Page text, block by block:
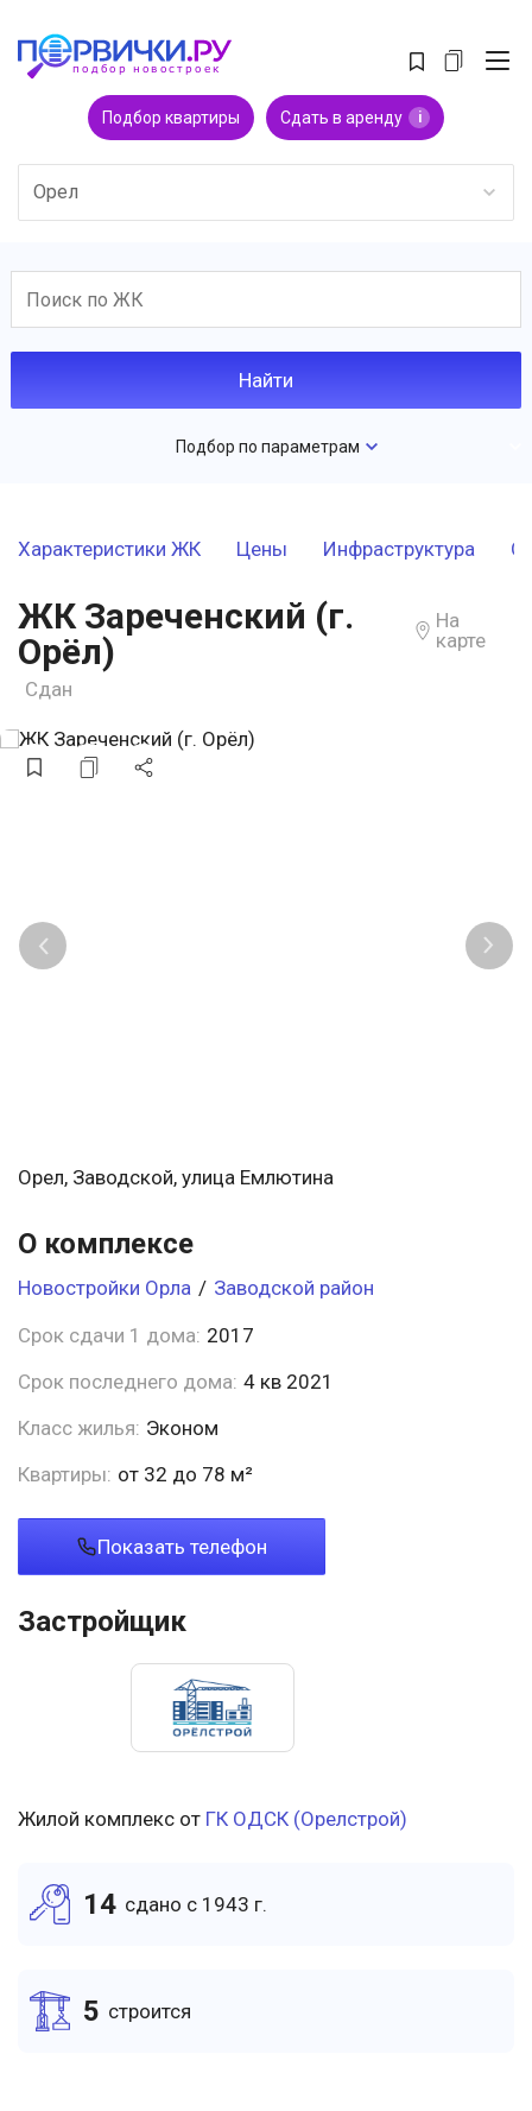
Подбор квартиры Сдать в аренду i
Орел
Подбор по параметрам
Характеристики ЖК Цены Инфраструктура
ЖК Зареченский (г.
Орёл)
На
карте
Сдан
Орел, Заводской, улица Емлютина
О комплексе
Новостройки Орла / Заводской район
Срок сдачи 1 дома: 2017
Срок последнего дома: 4 кв 2021
Класс жилья: Эконом
Квартиры: от 32 до 78 м²
Показать телефон
Застройщик
Жилой комплекс от ГК ОДСК (Орелстрой)
14 cдано c 1943 г.
5 cтроится